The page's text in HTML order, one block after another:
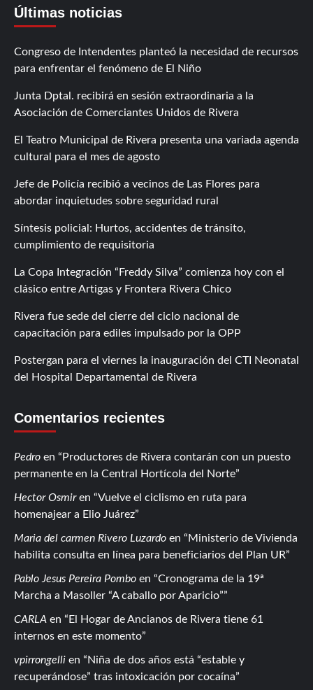
Últimas noticias
Congreso de Intendentes planteó la necesidad de recursos
para enfrentar el fenómeno de El Niño
Junta Dptal. recibirá en sesión extraordinaria a la
Asociación de Comerciantes Unidos de Rivera
El Teatro Municipal de Rivera presenta una variada agenda
cultural para el mes de agosto
Jefe de Policía recibió a vecinos de Las Flores para
abordar inquietudes sobre seguridad rural
Síntesis policial: Hurtos, accidentes de tránsito,
cumplimiento de requisitoria
La Copa Integración “Freddy Silva” comienza hoy con el
clásico entre Artigas y Frontera Rivera Chico
Rivera fue sede del cierre del ciclo nacional de
capacitación para ediles impulsado por la OPP
Postergan para el viernes la inauguración del CTI Neonatal
del Hospital Departamental de Rivera
Comentarios recientes
Pedro en
Productores de Rivera contarán con un puesto
permanente en la Central Hortícola del Norte
Hector Osmiren
Vuelve el ciclismo en ruta para
homenajear a Elio Juárez
Maria del carmen Rivero Luzardo en
Ministerio de Vivienda
habilita consulta en línea para beneficiarios del Plan UR
Pablo Jesus Pereira Pombo en
Cronograma de la 19ª
Marcha a Masoller “A caballo por Aparicio”
CARLA en
El Hogar de Ancianos de Rivera tiene 61
internos en este momento
vpirrongelli en
Niña de dos años está “estable y
recuperándose” tras intoxicación por cocaína